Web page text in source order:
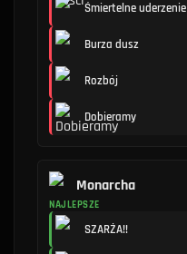
Śmiertelne uderzenie
Burza dusz
Rozbój
Dobieramy
Monarcha
NAJLEPSZE
SZARŻA!!